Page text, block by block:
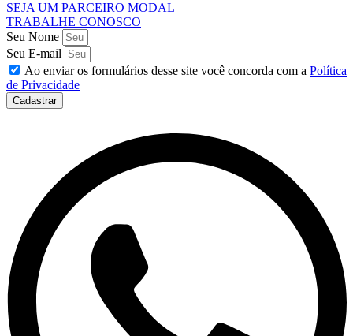
SEJA UM PARCEIRO MODAL
TRABALHE CONOSCO
Seu Nome
Seu E-mail
Ao enviar os formulários desse site você concorda com a Política
de Privacidade
Cadastrar